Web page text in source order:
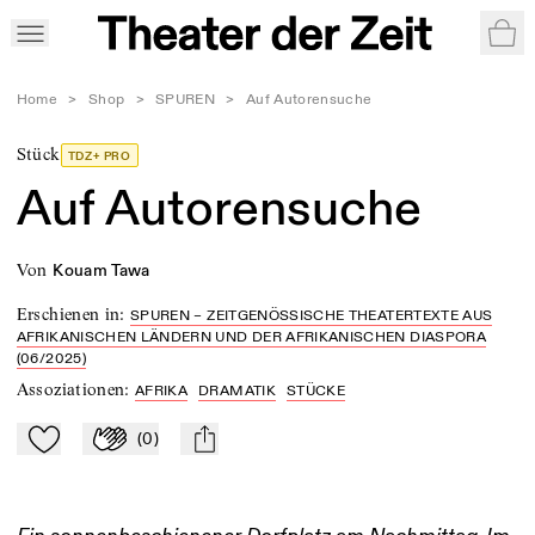
Home > Shop > SPUREN > Auf Autorensuche
Stück TDZ+ PRO
Auf Autorensuche
von Kouam Tawa
Erschienen in:SPUREN – ZEITGENÖSSISCHE THEATERTEXTE AUS
AFRIKANISCHEN LÄNDERN UND DER AFRIKANISCHEN DIASPORA
(06/2025)
Assoziationen:AFRIKA DRAMATIK STÜCKE
Zu Mein-TdZ hinzufügen
Applaudieren
(0) mail